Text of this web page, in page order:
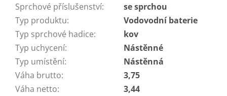
Sprchové příslušenství:
se sprchou
Typ produktu:
Vodovodní baterie
Typ sprchové hadice:
kov
Typ uchycení:
Nástěnné
Typ umístění:
Nástěnná
Váha brutto:
3,75
Váha netto:
3,44